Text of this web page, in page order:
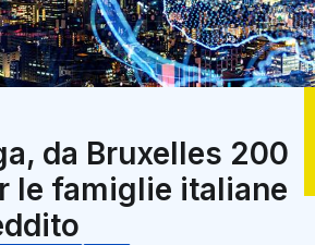
da Bruxelles 200
le famiglie italiane